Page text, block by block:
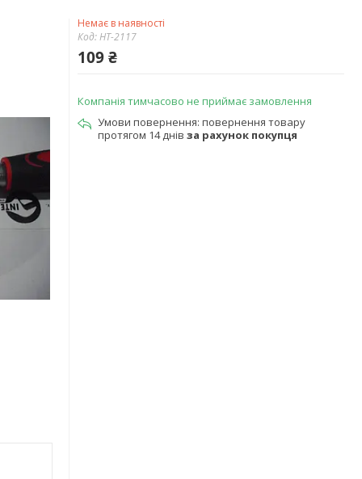
Немає в наявності
Код:HT-2117
109 ₴
Компанія тимчасово не приймає замовлення
повернення товару
протягом 14 днів за рахунок покупця